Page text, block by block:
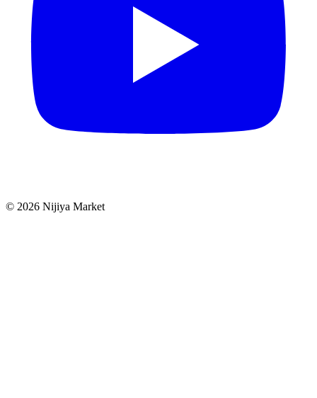
© 2026 Nijiya Market